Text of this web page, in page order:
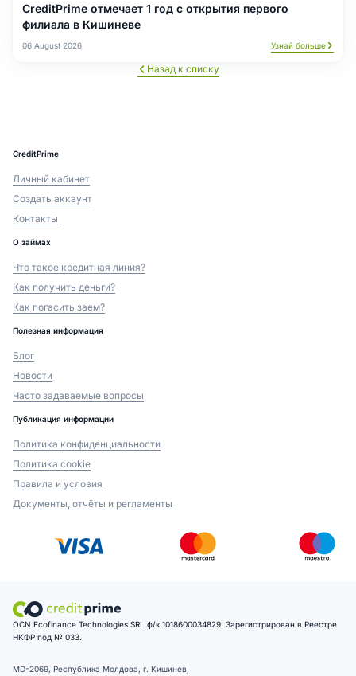
CreditPrime отмечает 1 год с открытия первого
филиала в Кишиневе
06 August 2026 Узнай больше
Назад к списку
CreditPrime
Личный кабинет
Создать аккаунт
Контакты
О займах
Что такое кредитная линия?
Как получить деньги?
Как погасить заем?
Полезная информация
Блог
Новости
Часто задаваемые вопросы
Публикация информации
Политика конфиденциальности
Политика cookie
Правила и условия
Документы, отчёты и регламенты
OCN Ecofinance Technologies SRL ф/к 1018600034829. Зарегистрирован в Реестре
НКФР под № 033.
MD-2069, Республика Молдова, г. Кишинев,